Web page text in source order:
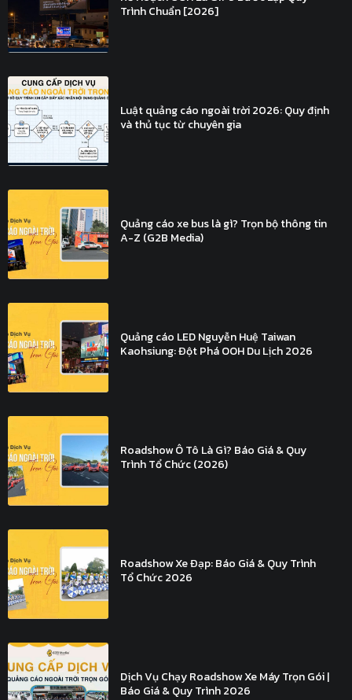
Trình Chuẩn [2026]
Luật quảng cáo ngoài trời 2026: Quy định
và thủ tục từ chuyên gia
Quảng cáo xe bus là gì? Trọn bộ thông tin
A-Z (G2B Media)
Quảng cáo LED Nguyễn Huệ Taiwan
Kaohsiung: Đột Phá OOH Du Lịch 2026
Roadshow Ô Tô Là Gì? Báo Giá & Quy
Trình Tổ Chức (2026)
Roadshow Xe Đạp: Báo Giá & Quy Trình
Tổ Chức 2026
Dịch Vụ Chạy Roadshow Xe Máy Trọn Gói |
Báo Giá & Quy Trình 2026